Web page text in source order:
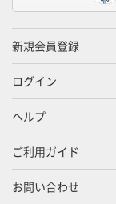
新規会員登録
ログイン
ヘルプ
ご利用ガイド
お問い合わせ